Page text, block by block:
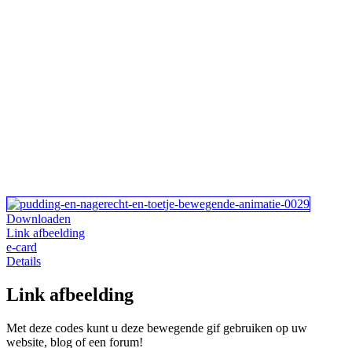
Downloaden
Link afbeelding
e-card
Details
Link afbeelding
Met deze codes kunt u deze bewegende gif gebruiken op uw
website, blog of een forum!